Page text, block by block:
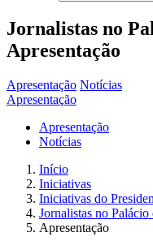
Jornalistas no
Apresentação
Apresentação Notícias
Apresentação
Apresentação
Notícias
Início
Iniciativas
Iniciativas do
Jornalistas no
Apresentação